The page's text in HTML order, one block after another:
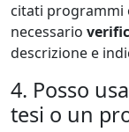
citati programmi
necessario
descrizione e
4. Posso
tesi o un